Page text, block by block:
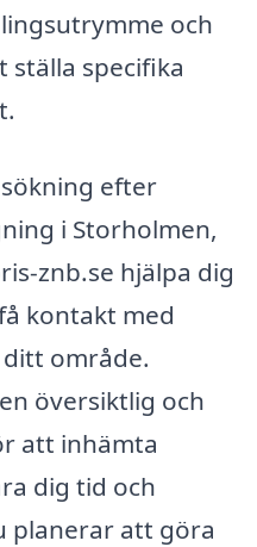
och
ställa specifika
efter
i Storholmen,
znb.se hjälpa dig
kontakt med
område.
översiktlig och
att inhämta
dig tid och
planerar att göra